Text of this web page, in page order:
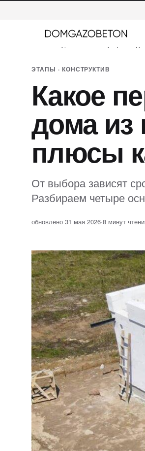
ЭТАПЫ · КОНСТРУКТИВ
Какое
дома из
плюсы
От выбора зависят
Разбираем четыре
обновлено 31 мая 2026·8 минут